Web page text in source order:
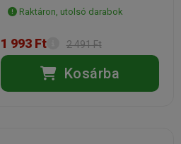
Raktáron, utolsó darabok
1 993 Ft 2 491 Ft
Kosárba